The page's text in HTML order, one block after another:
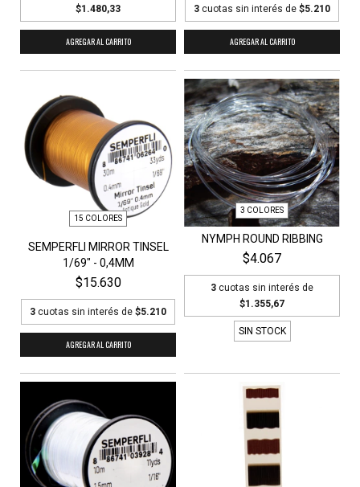
$1.480,33
AGREGAR AL CARRITO
3 cuotas sin interés de $5.210
AGREGAR AL CARRITO
15 COLORES
SEMPERFLI MIRROR TINSEL
1/69" - 0,4MM
$15.630
3 cuotas sin interés de $5.210
AGREGAR AL CARRITO
3 COLORES
NYMPH ROUND RIBBING
$4.067
3 cuotas sin interés de
$1.355,67
SIN STOCK